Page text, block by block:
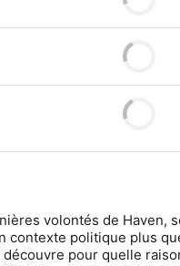
volontés de Haven,
contexte politique plus
pour quelle